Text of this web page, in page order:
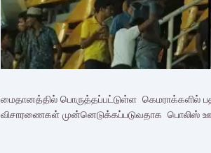
மைதானத்தில் பொருத்தப்பட்டுள்ள கெமராக்களில்
விசாரணைகள் முன்னெடுக்கப்படுவதாக பொலிஸ்